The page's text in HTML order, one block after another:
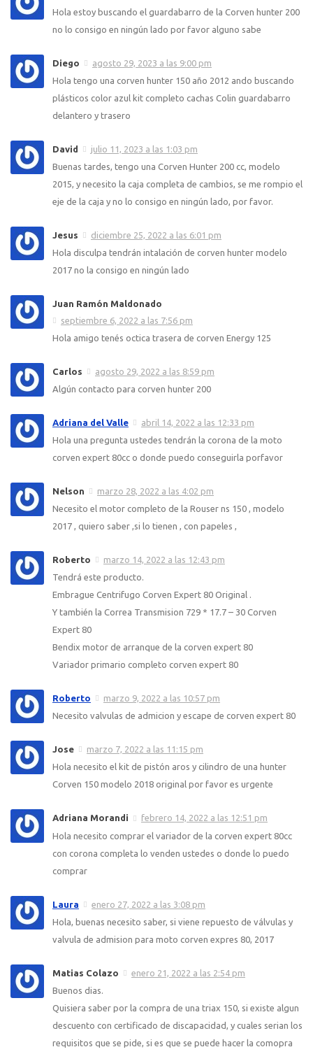
Hola estoy buscando el guardabarro de la Corven hunter 200
no lo consigo en ningún lado por favor alguno sabe
Diego
agosto 29, 2023 a las 9:00 pm
Hola tengo una corven hunter 150 año 2012 ando buscando
plásticos color azul kit completo cachas Colin guardabarro
delantero y trasero
David
julio 11, 2023 a las 1:03 pm
Buenas tardes, tengo una Corven Hunter 200 cc, modelo
2015, y necesito la caja completa de cambios, se me rompio el
eje de la caja y no lo consigo en ningún lado, por favor.
Jesus
diciembre 25, 2022 a las 6:01 pm
Hola disculpa tendrán intalación de corven hunter modelo
2017 no la consigo en ningún lado
Juan Ramón Maldonado
septiembre 6, 2022 a las 7:56 pm
Hola amigo tenés octica trasera de corven Energy 125
Carlos
agosto 29, 2022 a las 8:59 pm
Algún contacto para corven hunter 200
Adriana del Valle
abril 14, 2022 a las 12:33 pm
Hola una pregunta ustedes tendrán la corona de la moto
corven expert 80cc o donde puedo conseguirla porfavor
Nelson
marzo 28, 2022 a las 4:02 pm
Necesito el motor completo de la Rouser ns 150 , modelo
2017 , quiero saber ,si lo tienen , con papeles ,
Roberto
marzo 14, 2022 a las 12:43 pm
Tendrá este producto.
Embrague Centrifugo Corven Expert 80 Original .
Y también la Correa Transmision 729 * 17.7 – 30 Corven
Expert 80
Bendix motor de arranque de la corven expert 80
Variador primario completo corven expert 80
Roberto
marzo 9, 2022 a las 10:57 pm
Necesito valvulas de admicion y escape de corven expert 80
Jose
marzo 7, 2022 a las 11:15 pm
Hola necesito el kit de pistón aros y cilindro de una hunter
Corven 150 modelo 2018 original por favor es urgente
Adriana Morandi
febrero 14, 2022 a las 12:51 pm
Hola necesito comprar el variador de la corven expert 80cc
con corona completa lo venden ustedes o donde lo puedo
comprar
Laura
enero 27, 2022 a las 3:08 pm
Hola, buenas necesito saber, si viene repuesto de válvulas y
valvula de admision para moto corven expres 80, 2017
Matias Colazo
enero 21, 2022 a las 2:54 pm
Buenos dias.
Quisiera saber por la compra de una triax 150, si existe algun
descuento con certificado de discapacidad, y cuales serian los
requisitos que se pide, si es que se puede hacer la comopra